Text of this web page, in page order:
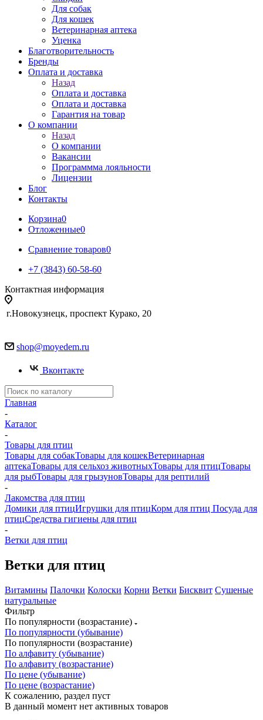
Для собак
Для кошек
Ветеринарная аптека
Уценка
Благотворительность
Бренды
Оплата и доставка
Назад
Оплата и доставка
Оплата и доставка
Гарантия на товар
О компании
Назад
О компании
Вакансии
Программма лояльности
Лицензии
Блог
Контакты
Корзина0
Отложенные0
Сравнение товаров0
+7 (3843) 60-58-60
Контактная информация
г.Новокузнецк, проспект Курако, 20
shop@moyedem.ru
Вконтакте
Главная
-
Каталог
-
Товары для птиц
Товары для собакТовары для кошекВетеринарная
аптекаТовары для сельхоз животныхТовары для птицТовары
для рыбТовары для грызуновТовары для рептилий
-
Лакомства для птиц
Домики для птицИгрушки для птицКорм для птиц Посуда для
птицСредства гигиены для птиц
-
Ветки для птиц
Ветки для птиц
Витамины Палочки Колоски Корни Ветки Бисквит Сушеные
натуральные
Фильтр
По популярности (возрастание)
По популярности (убывание)
По популярности (возрастание)
По алфавиту (убывание)
По алфавиту (возрастание)
По цене (убывание)
По цене (возрастание)
К сожалению, раздел пуст
В данный момент нет активных товаров